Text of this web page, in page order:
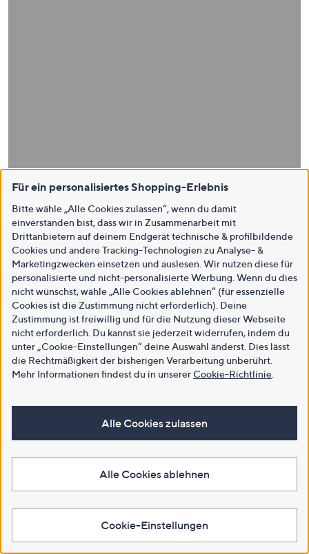
Für ein personalisiertes Shopping-Erlebnis
Bitte wähle „Alle Cookies zulassen“, wenn du damit
einverstanden bist, dass wir in Zusammenarbeit mit
Drittanbietern auf deinem Endgerät technische & profilbildende
Cookies und andere Tracking-Technologien zu Analyse- &
Marketingzwecken einsetzen und auslesen. Wir nutzen diese für
personalisierte und nicht-personalisierte Werbung. Wenn du dies
nicht wünschst, wähle „Alle Cookies ablehnen“ (für essenzielle
Cookies ist die Zustimmung nicht erforderlich). Deine
Zustimmung ist freiwillig und für die Nutzung dieser Webseite
nicht erforderlich. Du kannst sie jederzeit widerrufen, indem du
unter „Cookie-Einstellungen“ deine Auswahl änderst. Dies lässt
die Rechtmäßigkeit der bisherigen Verarbeitung unberührt.
Mehr Informationen findest du in unsererCookie-Richtlinie
Alle Cookies zulassen
Alle Cookies ablehnen
Cookie-Einstellungen